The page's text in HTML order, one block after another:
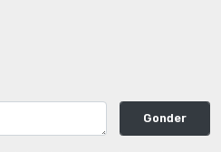
Gonder